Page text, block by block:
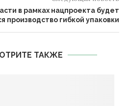
в рамках нацпроекта будет
производство гибкой упаковки
ТАКЖЕ